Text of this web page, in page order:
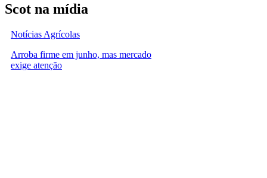
Scot na mídia
Notícias Agrícolas
Arroba firme em junho, mas mercado
exige atenção